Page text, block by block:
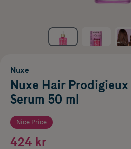
Nuxe
Nuxe Hair
Serum 50 ml
Nice Price
424 kr